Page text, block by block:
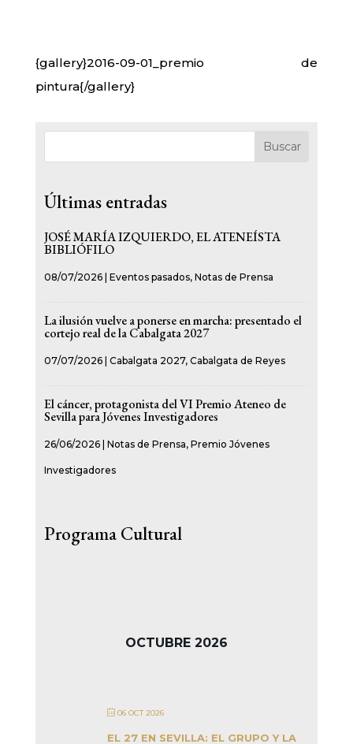
{gallery}2016-09-01_premio de
pintura{/gallery}
Buscar
Últimas entradas
JOSÉ MARÍA IZQUIERDO, EL ATENEÍSTA
BIBLIÓFILO
08/07/2026| Eventos pasados, Notas de Prensa
La ilusión vuelve a ponerse en marcha: presentado el
cortejo real de la Cabalgata 2027
07/07/2026| Cabalgata 2027, Cabalgata de Reyes
El cáncer, protagonista del VI Premio Ateneo de
Sevilla para Jóvenes Investigadores
26/06/2026| Notas de Prensa, Premio Jóvenes
Investigadores
Programa Cultural
OCTUBRE 2026
06 OCT 2026
EL 27 EN SEVILLA: EL GRUPO Y LA